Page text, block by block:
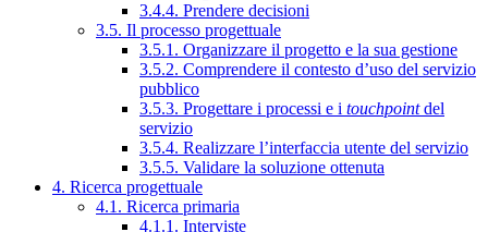
3.4.4. Prendere decisioni
3.5. Il processo progettuale
3.5.1. Organizzare il progetto e la sua gestione
3.5.2. Comprendere il contesto d’uso del servizio
pubblico
3.5.3. Progettare i processi e i touchpointdel
servizio
3.5.4. Realizzare l’interfaccia utente del servizio
3.5.5. Validare la soluzione ottenuta
4. Ricerca progettuale
4.1. Ricerca primaria
4.1.1. Interviste